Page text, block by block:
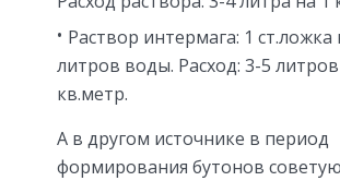
Раствор интермага: 1 ст.ложка
литров воды. Расход: 3-5 литров
кв.метр.
А в другом источнике в период
формирования бутонов